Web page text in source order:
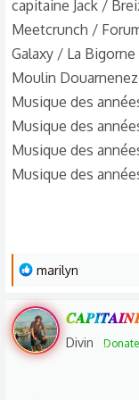
capitaine Jack /
Meetcrunch /
Galaxy / La
Moulin
Musique des
Musique des
Musique des
Musique des
L
s
r
é
marilyn
Divin